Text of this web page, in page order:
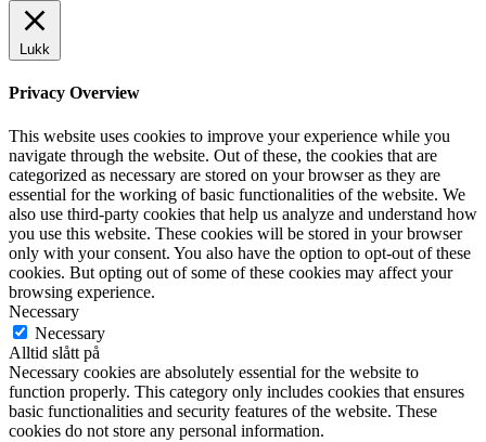
Lukk
Privacy Overview
This website uses cookies to improve your experience while you
navigate through the website. Out of these, the cookies that are
categorized as necessary are stored on your browser as they are
essential for the working of basic functionalities of the website. We
also use third-party cookies that help us analyze and understand how
you use this website. These cookies will be stored in your browser
only with your consent. You also have the option to opt-out of these
cookies. But opting out of some of these cookies may affect your
browsing experience.
Necessary
Necessary
Alltid slått på
Necessary cookies are absolutely essential for the website to
function properly. This category only includes cookies that ensures
basic functionalities and security features of the website. These
cookies do not store any personal information.